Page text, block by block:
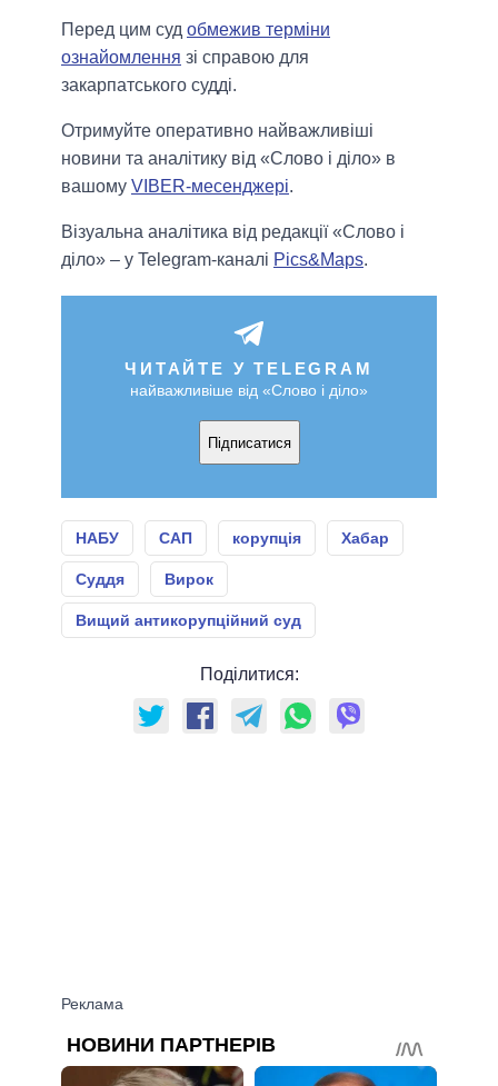
Перед цим суд обмежив терміни
ознайомлення зі справою для
закарпатського судді.
Отримуйте оперативно найважливіші
новини та аналітику від «Слово і діло» в
вашому VIBER-месенджері.
Візуальна аналітика від редакції «Слово і
діло» – у Telegram-каналі Pics&Maps.
ЧИТАЙТЕ У TELEGRAM
найважливіше від «Слово і діло»
Підписатися
НАБУ САП корупція Хабар
Суддя Вирок
Вищий антикорупційний суд
Поділитися: